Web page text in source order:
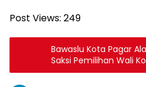
Post Views: 249
Bawaslu Kota Pagar
Saksi Pemilihan Wali